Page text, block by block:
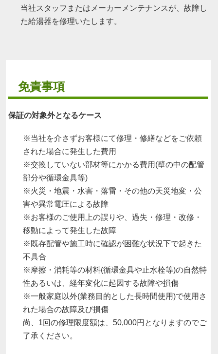
当社スタッフまたはメーカーメンテナンスが、故障し
た給湯器を修理いたします。
免責事項
保証の対象外となるケース
※当社を介さずお客様にて修理・修繕などをご依頼
された場合に発生した費用
※交換していない部材等にかかる費用(壁の中の配管
部分や循環金具等)
※火災・地震・水害・落雷・その他の天災地変・公
害や異常電圧による故障
※お客様のご使用上の誤りや、過失・修理・改修・
移動によって発生した故障
※既存配管や施工時に確認が困難な状況下で起きた
不具合
※摩擦・消耗等の材料(循環金具や止水栓等)の自然特
性あるいは、経年変化に起因する故障や損傷
※一般家庭以外(業務目的とした長時間使用)で使用さ
れた場合の故障及び損傷
尚、1回の修理限度額は、50,000円となりますのでご
了承ください。